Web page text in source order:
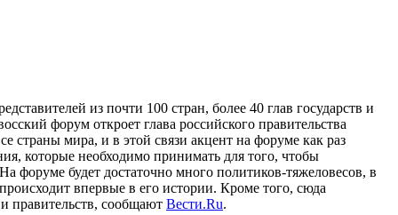
из почти 100 стран, более 40 глав государств и
форум откроет глава российского правительства
страны мира, и в этой связи акцент на форуме как раз
которые необходимо принимать для того, чтобы
форуме будет достаточно много политиков-тяжеловесов, в
впервые в его истории. Кроме того, сюда
правительств, сообщают Вести.Ru.